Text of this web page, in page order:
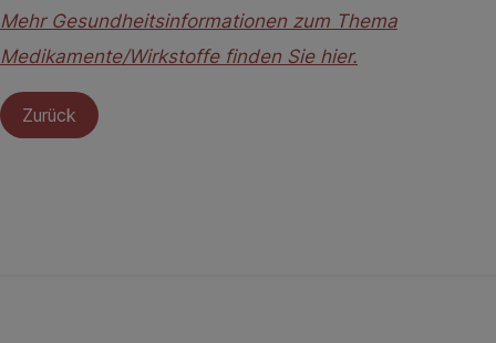
Zurück
Mehr Gesundheitsinformationen zum Thema
Medikamente/Wirkstoffe finden Sie hier.